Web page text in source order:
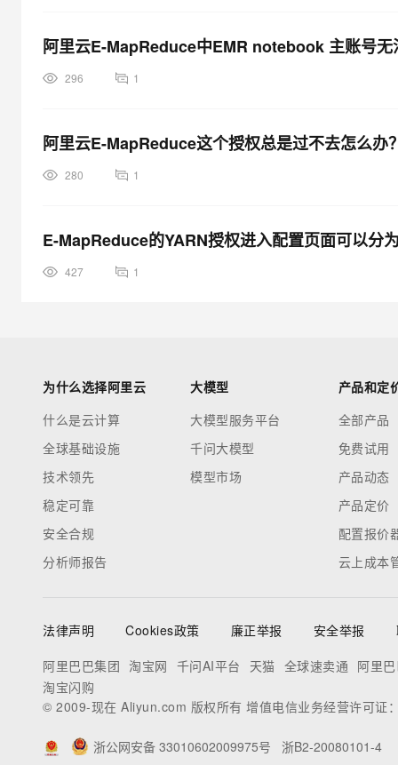
阿里云E-MapReduce中EMR notebook 主账号
296 1
阿里云E-MapReduce这个授权总是过不去怎么办
280 1
E-MapReduce的YARN授权进入配置页面可以分
427 1
为什么选择阿里云
什么是云计算
全球基础设施
技术领先
稳定可靠
安全合规
分析师报告
大模型
大模型服务平台
千问大模型
模型市场
产品和定
全部产品
免费试用
产品动态
产品定价
配置报价
云上成本
法律声明 Cookies政策 廉正举报 安全举报
阿里巴巴集团 淘宝网 千问AI平台 天猫 全球速卖通 阿里
淘宝闪购
© 2009-现在 Aliyun.com 版权所有 增值电信业务经营许可证
浙公网安备 33010602009975号 浙B2-20080101-4